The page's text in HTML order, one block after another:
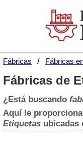
Fábricas Fábricas
Fábricas de
¿Está buscando
Aquí le
Etiquetas ubicadas